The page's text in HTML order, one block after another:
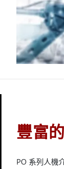
豐富
PO 系列人機